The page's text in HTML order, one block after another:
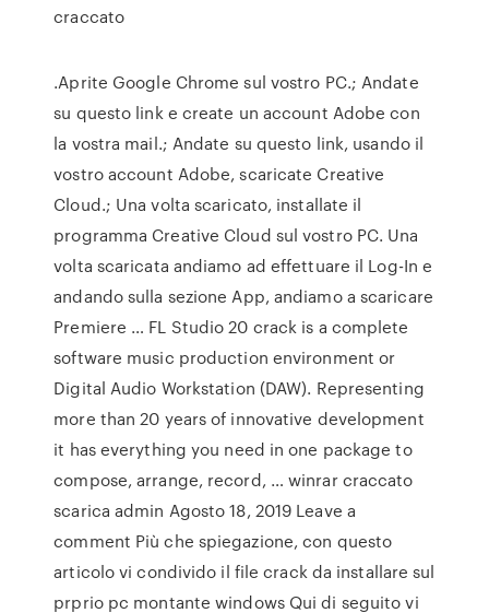
craccato
.Aprite Google Chrome sul vostro PC.; Andate
su questo link e create un account Adobe con
la vostra mail.; Andate su questo link, usando il
vostro account Adobe, scaricate Creative
Cloud.; Una volta scaricato, installate il
programma Creative Cloud sul vostro PC. Una
volta scaricata andiamo ad effettuare il Log-In e
andando sulla sezione App, andiamo a scaricare
Premiere … FL Studio 20 crack is a complete
software music production environment or
Digital Audio Workstation (DAW). Representing
more than 20 years of innovative development
it has everything you need in one package to
compose, arrange, record, … winrar craccato
scarica admin Agosto 18, 2019 Leave a
comment Più che spiegazione, con questo
articolo vi condivido il file crack da installare sul
prprio pc montante windows Qui di seguito vi